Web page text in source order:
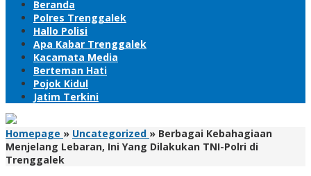
Beranda
Polres Trenggalek
Hallo Polisi
Apa Kabar Trenggalek
Kacamata Media
Berteman Hati
Pojok Kidul
Jatim Terkini
Homepage » Uncategorized » Berbagai Kebahagiaan
Menjelang Lebaran, Ini Yang Dilakukan TNI-Polri di
Trenggalek